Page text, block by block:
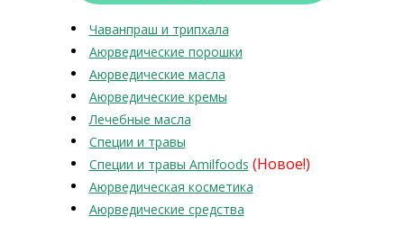
Чаванпраш и трипхала
Аюрведические порошки
Аюрведические масла
Аюрведические кремы
Лечебные масла
Специи и травы
Специи и травы Amilfoods (Новое!)
Аюрведическая косметика
Аюрведические средства